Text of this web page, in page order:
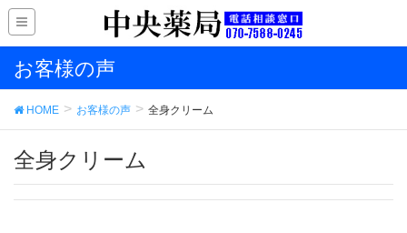
お客様の声
HOME お客様の声 全身クリーム
全身クリーム